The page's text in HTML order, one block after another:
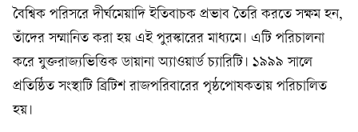
বৈশ্বিক পরিসরে দীর্ঘমেয়াদি ইতিবাচক প্রভাব তৈরি করতে সক্ষম হন,
তাঁদের সম্মানিত করা হয় এই পুরস্কারের মাধ্যমে। এটি পরিচালনা
করে যুক্তরাজ্যভিত্তিক ডায়ানা অ্যাওয়ার্ড চ্যারিটি। ১৯৯৯ সালে
প্রতিষ্ঠিত সংস্থাটি ব্রিটিশ রাজপরিবারের পৃষ্ঠপোষকতায় পরিচালিত
হয়।